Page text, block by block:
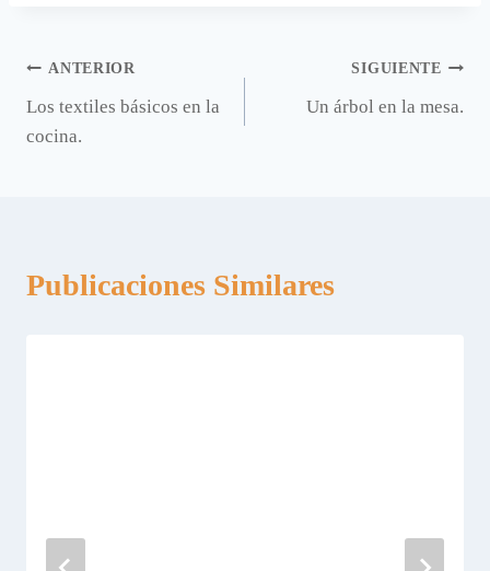
Navegación
de
ANTERIOR
Los textiles básicos en la
cocina.
SIGUIENTE
Un árbol en la mesa.
Publicaciones Similares